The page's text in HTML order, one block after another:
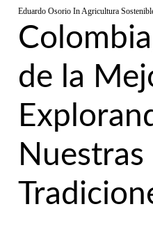
Eduardo Osorio InAgricultura
de la
Nuestras